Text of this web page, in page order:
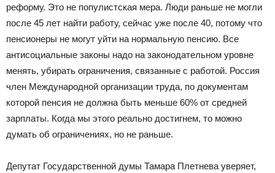
реформу. Это не популистская мера. Люди раньше не могли
после 45 лет найти работу, сейчас уже после 40, потому что
пенсионеры не могут уйти на нормальную пенсию. Все
антисоциальные законы надо на законодательном уровне
менять, убирать ограничения, связанные с работой. Россия
член Международной организации труда, по документам
которой пенсия не должна быть меньше 60% от средней
зарплаты. Когда мы этого реально достигнем, то можно
думать об ограничениях, но не раньше.
Депутат Государственной думы Тамара Плетнева уверяет,